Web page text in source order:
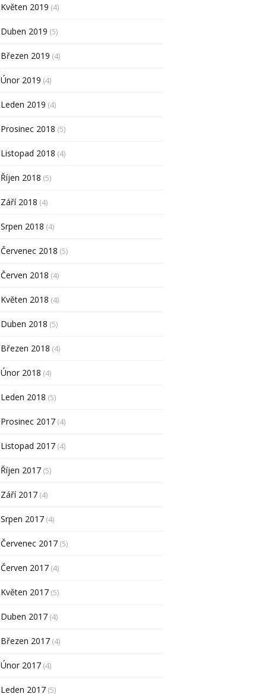
Květen 2019 (4)
Duben 2019 (5)
Březen 2019 (4)
Únor 2019 (4)
Leden 2019 (4)
Prosinec 2018 (5)
Listopad 2018 (4)
Říjen 2018 (5)
Září 2018 (4)
Srpen 2018 (4)
Červenec 2018 (5)
Červen 2018 (4)
Květen 2018 (4)
Duben 2018 (5)
Březen 2018 (4)
Únor 2018 (4)
Leden 2018 (5)
Prosinec 2017 (4)
Listopad 2017 (4)
Říjen 2017 (5)
Září 2017 (4)
Srpen 2017 (4)
Červenec 2017 (5)
Červen 2017 (4)
Květen 2017 (5)
Duben 2017 (4)
Březen 2017 (4)
Únor 2017 (4)
Leden 2017 (5)